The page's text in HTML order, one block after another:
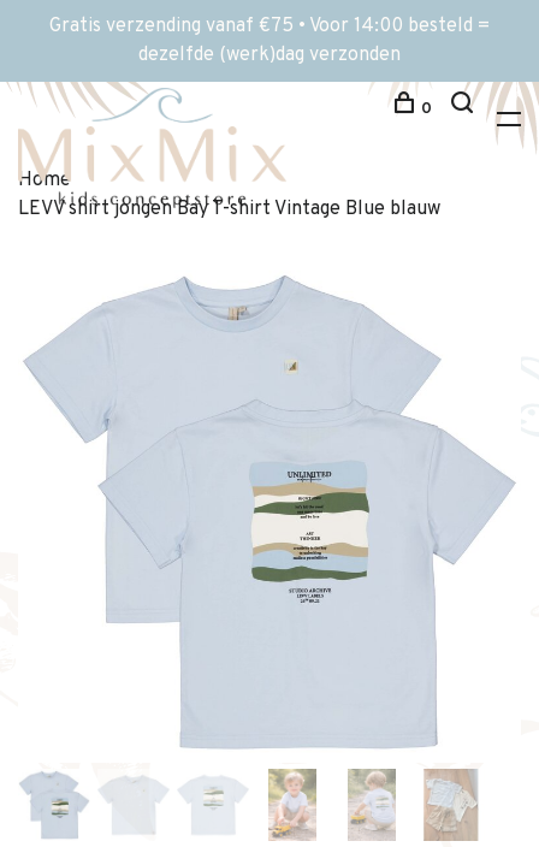
Gratis verzending vanaf €75 • Voor 14:00 besteld =
dezelfde (werk)dag verzonden
0
Home
LEVV shirt jongen Bay T-shirt Vintage Blue blauw